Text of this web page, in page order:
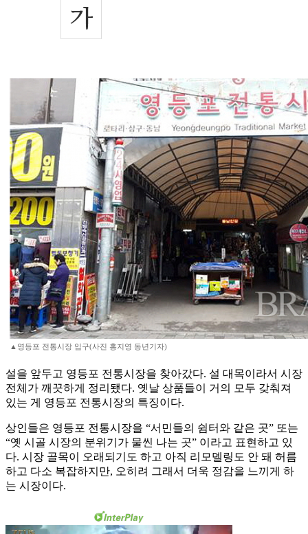
▲영등포 전통시장 입구(사진 홍지영 동년기자)
설을 앞두고 영등포 전통시장을 찾아갔다. 설 대목이라서 시장
전체가 깨끗하게 정리됐다. 옛날 상품들이 거의 모두 갖춰져
있는 게 영등포 전통시장의 특징이다.
상인들은 영등포 전통시장을 “서민들의 쉼터와 같은 곳” 또는
“옛 시골 시장의 분위기가 물씬 나는 곳” 이라고 표현하고 있
다. 시장 골목이 오래되기도 하고 아직 리모델링도 안 돼 허름
하고 다소 복잡하지만, 오히려 그래서 더욱 정감을 느끼게 하
는 시장이다.